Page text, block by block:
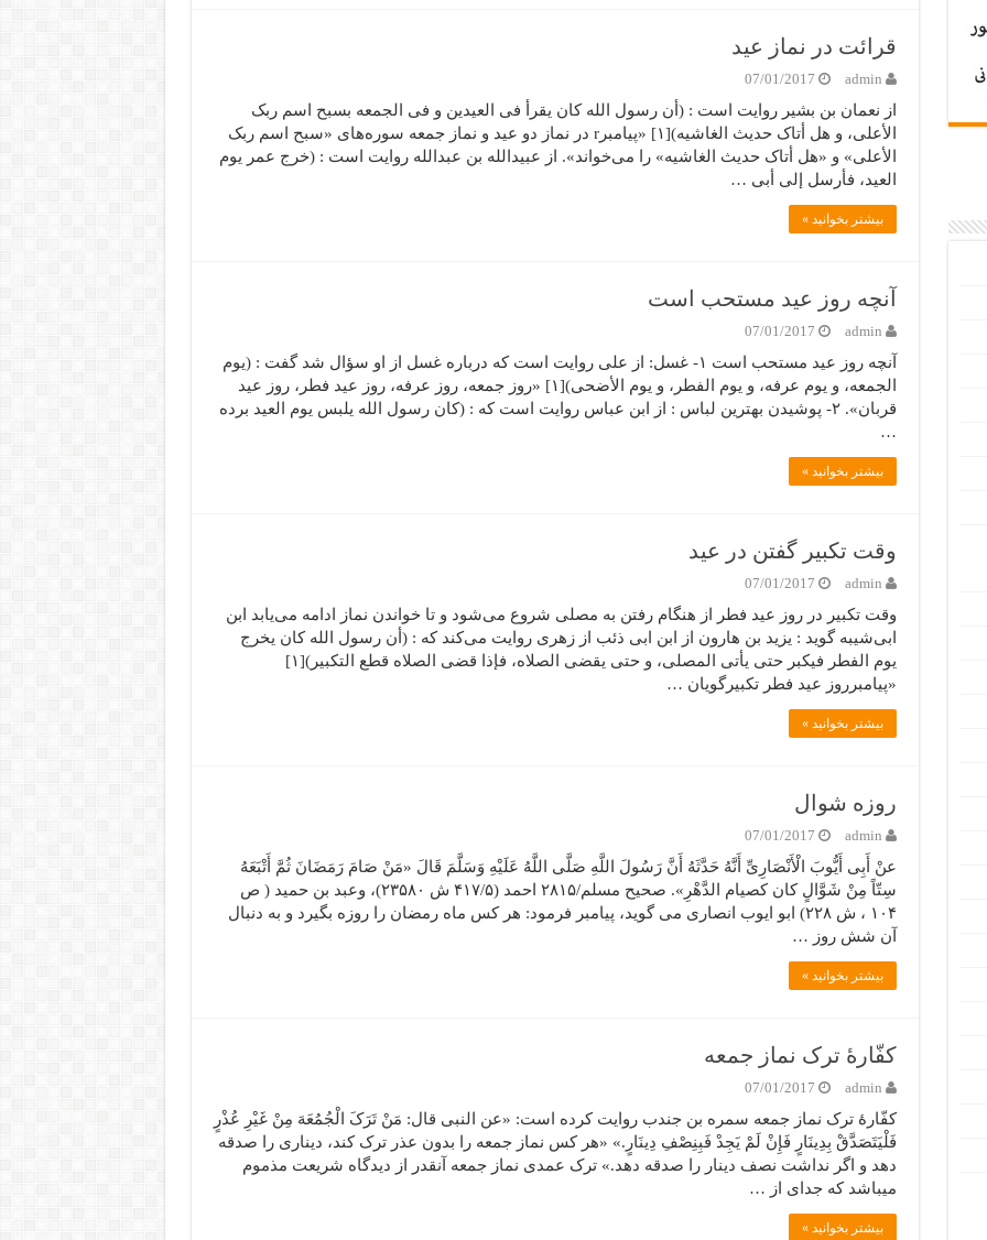
قرائت در نماز عید
admin
07/01/2017
از نعمان بن بشیر روایت است : (أن رسول الله کان یقرأ فی العیدین و فی الجمعه بسبح اسم ربک
الأعلی، و هل أتاک حدیث الغاشیه)[۱] «پیامبرr در نماز دو عید و نماز جمعه سوره‌های «سبح اسم ربک
الأعلی» و «هل أتاک حدیث الغاشیه» را می‌خواند». از عبیدالله بن عبدالله روایت است : (خرج عمر یوم
العید، فأرسل إلی أبی …
بیشتر بخوانید »
آنچه روز عید مستحب است
admin
07/01/2017
آنچه روز عید مستحب است ۱- غسل: از علی روایت است که درباره غسل از او سؤال شد گفت : (یوم
الجمعه، و یوم عرفه، و یوم الفطر، و یوم الأضحی)[۱] «روز جمعه، روز عرفه، روز عید فطر، روز عید
قربان». ۲- پوشیدن بهترین لباس : از ابن عباس روایت است که : (کان رسول الله یلبس یوم العید برده
…
بیشتر بخوانید »
وقت تکبیر گفتن در عید
admin
07/01/2017
وقت تکبیر در روز عید فطر از هنگام رفتن به مصلی شروع می‌شود و تا خواندن نماز ادامه می‌یابد ابن
ابی‌شیبه گوید : یزید بن هارون از ابن ابی ذئب از زهری روایت می‌کند که : (أن رسول الله کان یخرج
یوم الفطر فیکبر حتی یأتی المصلی، و حتی یقضی الصلاه، فإذا قضی الصلاه قطع التکبیر)[۱]
«پیامبرروز عید فطر تکبیرگویان …
بیشتر بخوانید »
روزه شوال
admin
07/01/2017
عنْ أَبِی أَیُّوبَ الْأَنْصَارِیِّ أَنَّهُ حَدَّثَهُ أَنَّ رَسُولَ اللَّهِ صَلَّی اللَّهُ عَلَیْهِ وَسَلَّمَ قَالَ «مَنْ صَامَ رَمَضَانَ ثُمَّ أَتْبَعَهُ
سِتّاً مِنْ شَوَّالٍ کان کصیام الدَّهْرِ». صحیح مسلم/۲۸۱۵ احمد (۴۱۷/۵ ش ۲۳۵۸۰)، وعبد بن حمید ( ص
۱۰۴ ، ش ۲۲۸) ابو ایوب انصاری می گوید، پیامبر فرمود: هر کس ماه رمضان را روزه بگیرد و به دنبال
آن شش روز …
بیشتر بخوانید »
کفّارۀ ترک نماز جمعه
admin
07/01/2017
کفّارۀ ترک نماز جمعه سمره بن جندب روایت کرده است: «عن النبی قال: مَنْ تَرَکَ الْجُمُعَهَ مِنْ غَیْرِ عُذْرٍ
فَلْیَتَصَدَّقْ بِدِینَارٍ فَإِنْ لَمْ یَجِدْ فَبِنِصْفِ دِینَارٍ.» «هر کس نماز جمعه را بدون عذر ترک کند، دیناری را صدقه
دهد و اگر نداشت نصف دینار را صدقه دهد.» ترک عمدی نماز جمعه آنقدر از دیدگاه شریعت مذموم
میباشد که جدای از …
بیشتر بخوانید »